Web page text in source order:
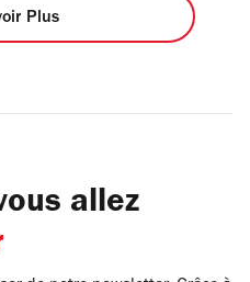
Plus
allez